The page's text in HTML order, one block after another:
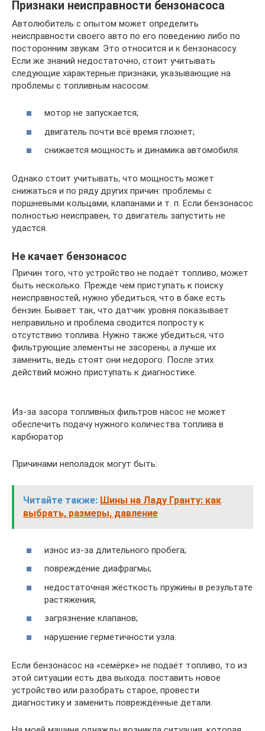
Признаки неисправности бензонасоса
Автолюбитель с опытом может определить
неисправности своего авто по его поведению либо по
посторонним звукам. Это относится и к бензонасосу.
Если же знаний недостаточно, стоит учитывать
следующие характерные признаки, указывающие на
проблемы с топливным насосом:
мотор не запускается;
двигатель почти всё время глохнет;
снижается мощность и динамика автомобиля.
Однако стоит учитывать, что мощность может
снижаться и по ряду других причин: проблемы с
поршневыми кольцами, клапанами и т. п. Если бензонасос
полностью неисправен, то двигатель запустить не
удастся.
Не качает бензонасос
Причин того, что устройство не подаёт топливо, может
быть несколько. Прежде чем приступать к поиску
неисправностей, нужно убедиться, что в баке есть
бензин. Бывает так, что датчик уровня показывает
неправильно и проблема сводится попросту к
отсутствию топлива. Нужно также убедиться, что
фильтрующие элементы не засорены, а лучше их
заменить, ведь стоят они недорого. После этих
действий можно приступать к диагностике.
Из-за засора топливных фильтров насос не может
обеспечить подачу нужного количества топлива в
карбюратор
Причинами неполадок могут быть:
Читайте также: Шины на Ладу Гранту: как
выбрать, размеры, давление
износ из-за длительного пробега;
повреждение диафрагмы;
недостаточная жёсткость пружины в результате
растяжения;
загрязнение клапанов;
нарушение герметичности узла.
Если бензонасос на «семёрке» не подаёт топливо, то из
этой ситуации есть два выхода: поставить новое
устройство или разобрать старое, провести
диагностику и заменить повреждённые детали.